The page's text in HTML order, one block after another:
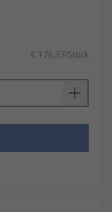
€ 178,37/Stück